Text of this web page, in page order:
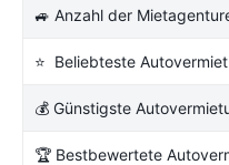
🚙 Anzahl der
⭐ Beliebteste
💰 Günstigste
🏆 Bestbewertete